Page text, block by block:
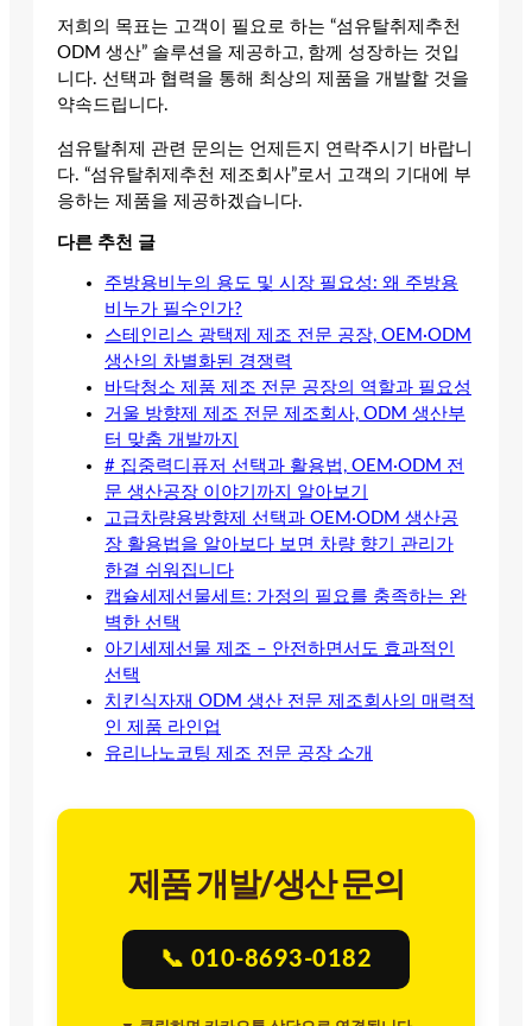
저희의 목표는 고객이 필요로 하는 “섬유탈취제추천
ODM 생산” 솔루션을 제공하고, 함께 성장하는 것입
니다. 선택과 협력을 통해 최상의 제품을 개발할 것을
약속드립니다.
섬유탈취제 관련 문의는 언제든지 연락주시기 바랍니
다. “섬유탈취제추천 제조회사”로서 고객의 기대에 부
응하는 제품을 제공하겠습니다.
다른 추천 글
주방용비누의 용도 및 시장 필요성: 왜 주방용
비누가 필수인가?
스테인리스 광택제 제조 전문 공장, OEM·ODM
생산의 차별화된 경쟁력
바닥청소 제품 제조 전문 공장의 역할과 필요성
거울 방향제 제조 전문 제조회사, ODM 생산부
터 맞춤 개발까지
# 집중력디퓨저 선택과 활용법, OEM·ODM 전
문 생산공장 이야기까지 알아보기
고급차량용방향제 선택과 OEM·ODM 생산공
장 활용법을 알아보다 보면 차량 향기 관리가
한결 쉬워집니다
캡슐세제선물세트: 가정의 필요를 충족하는 완
벽한 선택
아기세제선물 제조 – 안전하면서도 효과적인
선택
치킨식자재 ODM 생산 전문 제조회사의 매력적
인 제품 라인업
유리나노코팅 제조 전문 공장 소개
제품 개발/생산 문의
📞 010-8693-0182